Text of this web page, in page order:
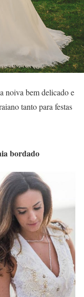
noiva bem delicado e
tanto para festas
bordado